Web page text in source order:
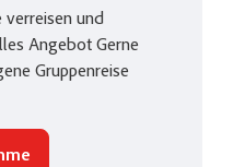
verreisen und
Angebot Gerne
Gruppenreise